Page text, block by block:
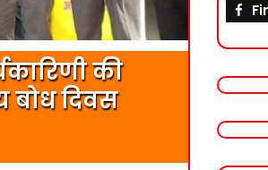
की
बोध दिवस